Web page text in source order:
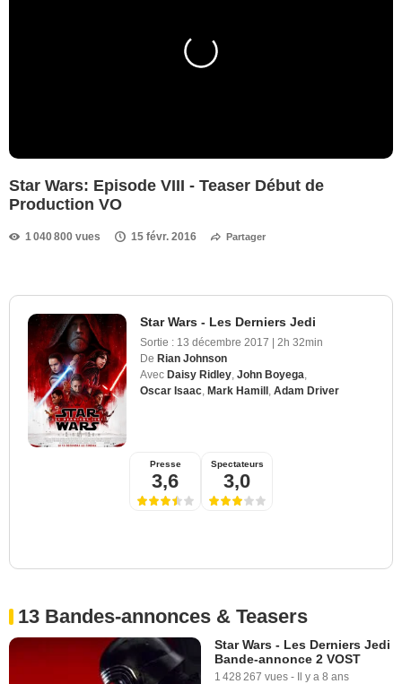
Star Wars: Episode VIII - Teaser Début de
Production VO
1 040 800 vues 15 févr. 2016 Partager
Star Wars - Les Derniers Jedi
Sortie : 13 décembre 2017 | 2h 32min
De Rian Johnson
Avec Daisy Ridley John Boyega
Oscar Isaac Mark Hamill Adam Driver
Presse
3,6
Spectateurs
3,0
13 Bandes-annonces & Teasers
Star Wars - Les Derniers Jedi
Bande-annonce 2 VOST
1 428 267 vues - Il y a 8 ans